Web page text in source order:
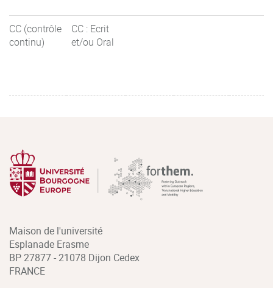
CC (contrôle
continu)
CC : Ecrit
et/ou Oral
Maison de l'université
Esplanade Erasme
BP 27877 - 21078 Dijon Cedex
FRANCE